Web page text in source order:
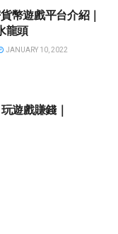
幣遊戲平台介紹｜
龍頭
JANUARY 10, 2022
遊戲賺錢｜